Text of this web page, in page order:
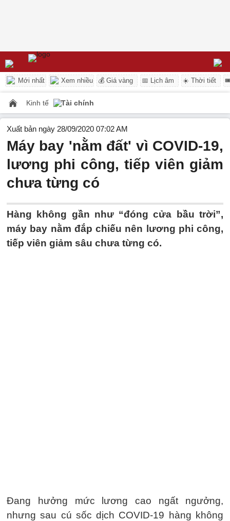
Mới nhất Xem nhiều 💰 Giá vàng 📅 Lịch âm ☀️ Thời tiết
Kinh tế Tài chính
Xuất bản ngày 28/09/2020 07:02 AM
Máy bay 'nằm đất' vì COVID-19,
lương phi công, tiếp viên giảm
chưa từng có
Hàng không gần như “đóng cửa bầu trời”,
máy bay nằm đắp chiếu nên lương phi công,
tiếp viên giảm sâu chưa từng có.
Đang hưởng mức lương cao ngất ngưởng,
nhưng sau cú sốc dịch COVID-19 hàng không